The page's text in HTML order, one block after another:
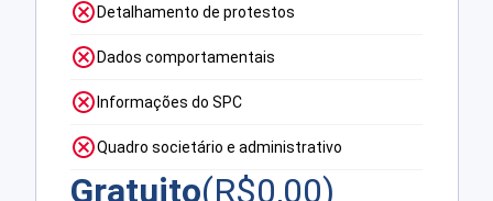
Detalhamento de protestos
Dados comportamentais
Informações do SPC
Quadro societário e administrativo
Gratuito(R$0,00)